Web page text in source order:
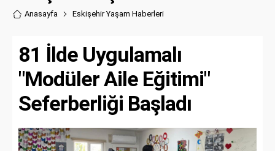
Anasayfa Eskişehir Yaşam Haberleri
81 İlde Uygulamalı
"Modüler Aile Eğitimi"
Seferberliği Başladı